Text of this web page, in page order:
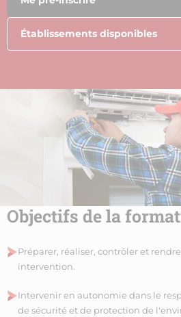
Établissements disponibles
Objectifs de la
Préparer, réaliser, contrôler et
intervention.
Intervenir en autonomie dans le
de sécurité et de protection de